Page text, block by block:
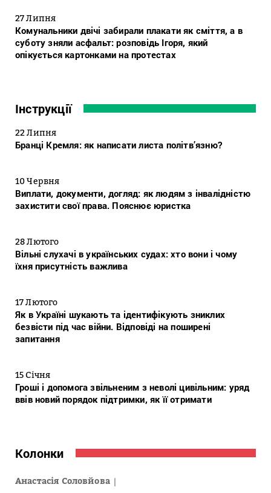
27 Липня
Комунальники двічі забирали плакати як сміття, а в
суботу зняли асфальт: розповідь Ігоря, який
опікується картонками на протестах
Інструкції
22 Липня
Бранці Кремля: як написати листа політв’язню?
10 Червня
Виплати, документи, догляд: як людям з інвалідністю
захистити свої права. Пояснює юристка
28 Лютого
Вільні слухачі в українських судах: хто вони і чому
їхня присутність важлива
17 Лютого
Як в Україні шукають та ідентифікують зниклих
безвісти під час війни. Відповіді на поширені
запитання
15 Січня
Гроші і допомога звільненим з неволі цивільним: уряд
ввів новий порядок підтримки, як її отримати
Колонки
Анастасія Соловйова